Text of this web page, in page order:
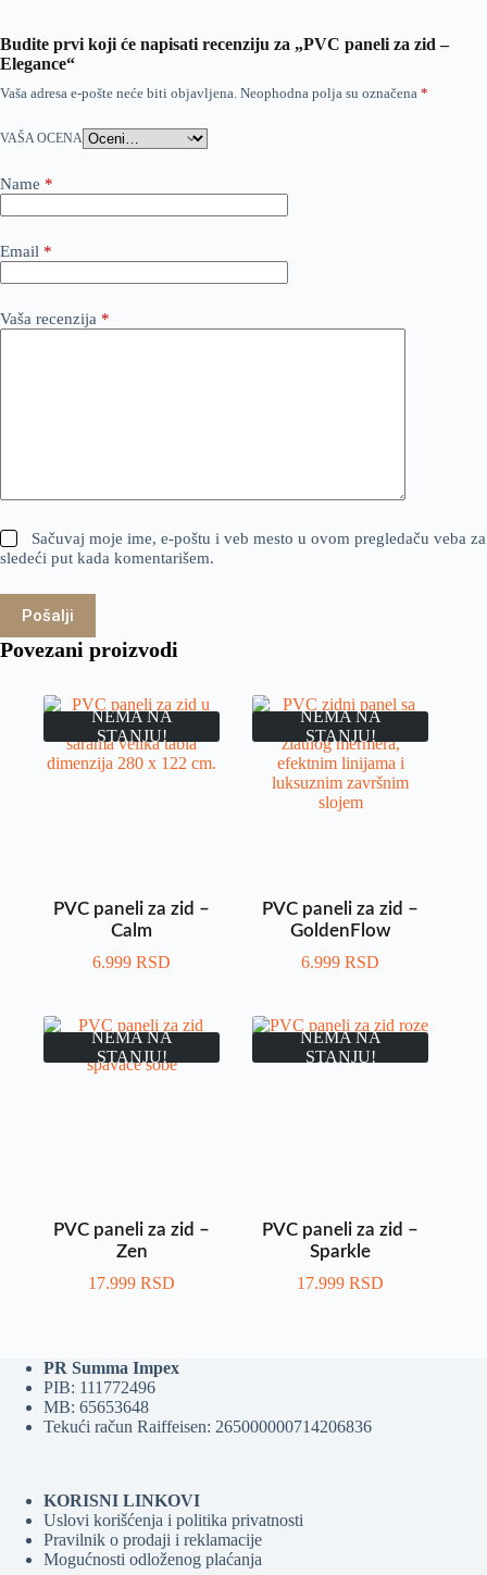
Budite prvi koji će napisati recenziju za „PVC paneli za zid –
Elegance“
Vaša adresa e-pošte neće biti objavljena. Neophodna polja su označena *
VAŠA OCENA
Name *
Email *
Vaša recenzija *
Sačuvaj moje ime, e-poštu i veb mesto u ovom pregledaču veba za
sledeći put kada komentarišem.
Pošalji
Povezani proizvodi
NEMA NA
STANJU!
PVC paneli za zid –
Calm
6.999RSD
NEMA NA
STANJU!
PVC paneli za zid –
GoldenFlow
6.999RSD
NEMA NA
STANJU!
PVC paneli za zid –
Zen
17.999RSD
NEMA NA
STANJU!
PVC paneli za zid –
Sparkle
17.999RSD
PR Summa Impex
PIB: 111772496
MB: 65653648
Tekući račun Raiffeisen: 265000000714206836
KORISNI LINKOVI
Uslovi korišćenja i politika privatnosti
Pravilnik o prodaji i reklamacije
Mogućnosti odloženog plaćanja